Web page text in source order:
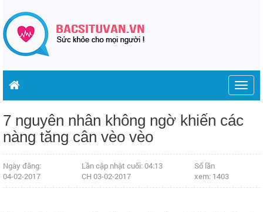
7 nguyên nhân không ngờ khiến các
nàng tăng cân vèo vèo
Ngày đăng:
04-02-2017
Lần cập nhật cuối: 04:13
CH 03-02-2017
Số lần
xem: 1403